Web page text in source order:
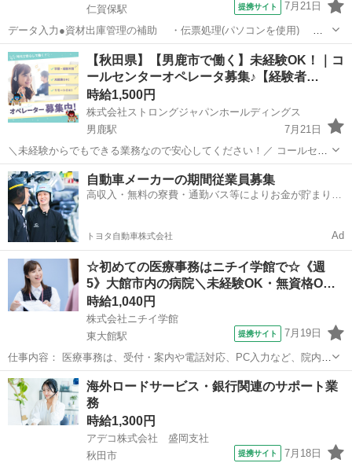
仁賀保駅 提携サイト 7月21日
データ入力●資材出庫管理の補助 ・伝票処理(パソコンを使用) ・
データ入力 ・その他付随する業務 ※パソコンを使用し、現場管理者
と打ち合わせなどを行っていただきます。 ＜勤務先のご紹介＞ 多種多
様な電子部品を素材か...
秋田 にかほ市 仁賀保駅 一般事務
【秋田県】【男鹿市で働く】未経験OK！｜コ
ールセンターオペレータ募集♪【経験者…
時給1,500円
株式会社ストロングジャパンホールディングス
男鹿駅
7月21日
＼未経験からでもできる業務なので安心してください！／ コールセン
ターでのオペレータースタッフを募集しています♪ 【仕事内容】 行っ
ていただく業務は、 ファーストコールと呼ばれる『資料送付』の架電
業務です。 ーー...
秋田 男鹿市 男鹿駅 電話対応 スタッフ
自動車メーカーの期間従業員募集
高収入・無料の寮費・通勤バス等によりお金が貯まりや
トヨタ自動車株式会社 Ad
☆初めての医療事務はニチイ学館で☆《週
5》大館市内の病院＼未経験OK・無資格O…
時給1,040円
株式会社ニチイ学館
東大館駅
提携サイト 7月19日
仕事内容： 医療事務は、受付・案内や電話対応、PC入力など、院内で
のさまざまな業務を通して、患者さまが安心して医療サービスを受け
られる環境を支えるお仕事です。 〔主な業務内容〕※就業前研修を行
っており、就業に就いてからも当社...
秋田 大館市 東大館駅 一般事務
海外ロードサービス・銀行関連のサポート業
務
時給1,300円
アデコ株式会社 盛岡支社
秋田市
提携サイト 7月18日